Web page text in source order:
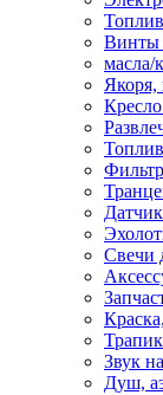
Винты
масла/
Якоря,
Cвечи
Звук
Душ,